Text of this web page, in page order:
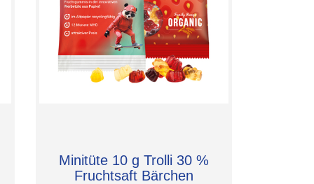
Minitüte 10 g Trolli 30 %
Fruchtsaft Bärchen